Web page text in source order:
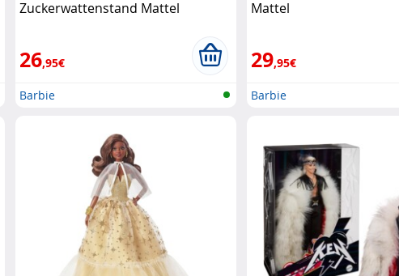
Zuckerwattenstand Mattel
26,95€
Barbie
Mattel
29,95€
Barbie